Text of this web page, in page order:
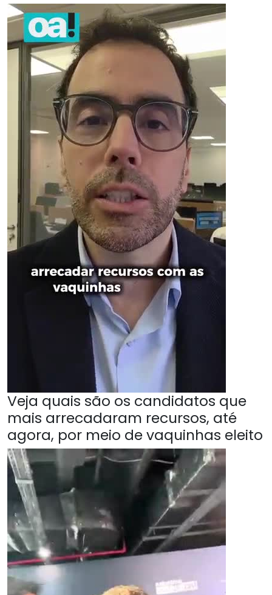
Veja quais são os candidatos que
mais arrecadaram recursos, até
agora, por meio de vaquinhas eleito